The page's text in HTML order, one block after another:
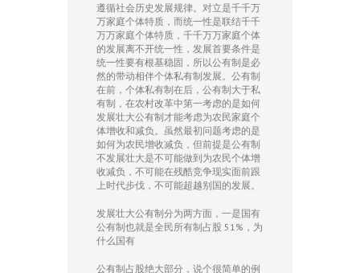
遵循社会历史发展规律。对立是千千万
万家庭个体特质，而统一性是联结千千
万万家庭个体特质，千千万万家庭个体
的发展离不开统一性，发展首要条件是
统一性要有根基稳固，所以公有制是必
然的带动相伴个体私有制发展。公有制
在前，个体私有制在后，公有制大于私
有制，在农村改革中第一考虑的是如何
发展壮大公有制才能考虑为农民家庭个
体增收和减负。虽然最初问题考虑的是
如何为农民增收减负，但前提是公有制
不发展壮大是不可能做到为农民个体增
收减负，不可能在残酷竞争现实面前跟
上时代步伐，不可能超越别国的发展。
发展壮大公有制分为两方面，一是国有
公有制也就是全民所有制占股 51%，为
什么国有
公有制占股绝大部分，说个很简单的例